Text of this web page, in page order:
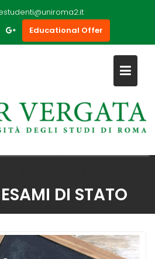
Educational Offer
DI STATO